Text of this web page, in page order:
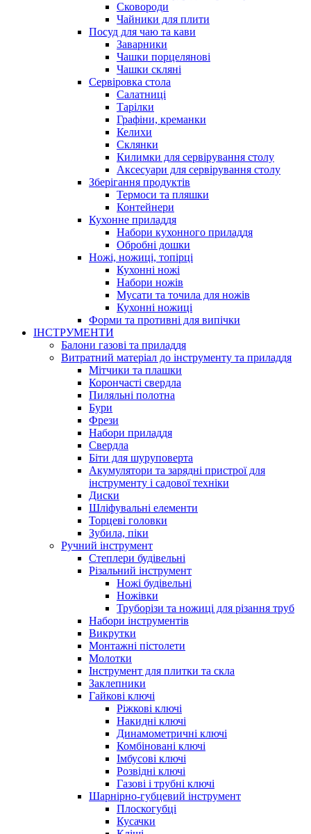
Сковороди
Чайники для плити
Посуд для чаю та кави
Заварники
Чашки порцелянові
Чашки скляні
Сервіровка стола
Салатниці
Тарілки
Графіни, креманки
Келихи
Склянки
Килимки для сервірування столу
Аксесуари для сервірування столу
Зберігання продуктів
Термоси та пляшки
Контейнери
Кухонне приладдя
Набори кухонного приладдя
Обробні дошки
Ножі, ножиці, топірці
Кухонні ножі
Набори ножів
Мусати та точила для ножів
Кухонні ножиці
Форми та противні для випічки
ІНСТРУМЕНТИ
Балони газові та приладдя
Витратний матеріал до інструменту та приладдя
Мітчики та плашки
Корончасті свердла
Пиляльні полотна
Бури
Фрези
Набори приладдя
Свердла
Біти для шуруповерта
Акумулятори та зарядні пристрої для
інструменту і садової техніки
Диски
Шліфувальні елементи
Торцеві головки
Зубила, піки
Ручний інструмент
Степлери будівельні
Різальний інструмент
Ножі будівельні
Ножівки
Труборізи та ножиці для різання труб
Набори інструментів
Викрутки
Монтажні пістолети
Молотки
Інструмент для плитки та скла
Заклепники
Гайкові ключі
Ріжкові ключі
Накидні ключі
Динамометричні ключі
Комбіновані ключі
Імбусові ключі
Розвідні ключі
Газові і трубні ключі
Шарнірно-губцевий інструмент
Плоскогубцi
Кусачки